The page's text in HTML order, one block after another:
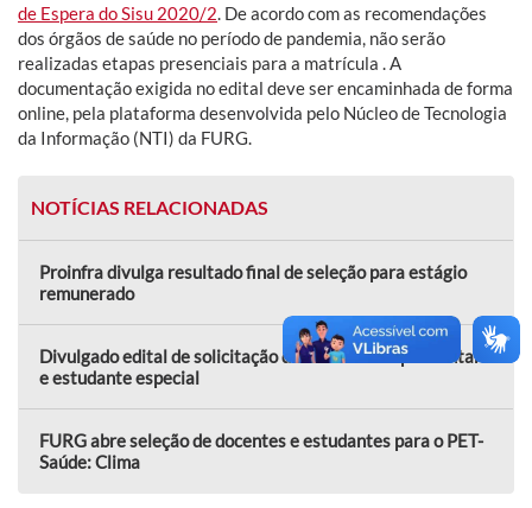
de Espera do Sisu 2020/2 . De acordo com as recomendações
dos órgãos de saúde no período de pandemia, não serão
realizadas etapas presenciais para a matrícula . A
documentação exigida no edital deve ser encaminhada de forma
online, pela plataforma desenvolvida pelo Núcleo de Tecnologia
da Informação (NTI) da FURG.
NOTÍCIAS RELACIONADAS
Proinfra divulga resultado final de seleção para estágio
remunerado
Divulgado edital de solicitação de matrícula suplementar
e estudante especial
FURG abre seleção de docentes e estudantes para o PET-
Saúde: Clima